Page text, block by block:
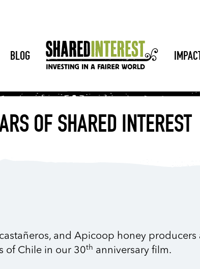
BLOG
OF SHARED INTEREST
and Apicoop honey
of Chile in our 30th anniversary film.